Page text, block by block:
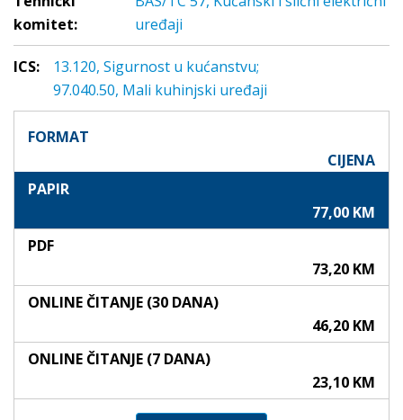
komitet:
uređaji
ICS:
13.120, Sigurnost u kućanstvu;
97.040.50, Mali kuhinjski uređaji
FORMAT
CIJENA
PAPIR
77,00 KM
PDF
73,20 KM
ONLINE ČITANJE (30 DANA)
46,20 KM
ONLINE ČITANJE (7 DANA)
23,10 KM